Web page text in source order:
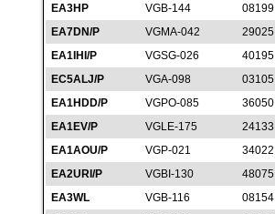
EA3HP
VGB-144 08199
EA7DN/P
VGMA-042 29025
EA1IHI/P
VGSG-026 40195
EC5ALJ/P
VGA-098 03105
EA1HDD/P
VGPO-085 36050
EA1EV/P
VGLE-175 24133
EA1AOU/P
VGP-021 34022
EA2URI/P
VGBI-130 48075
EA3WL
VGB-116 08154